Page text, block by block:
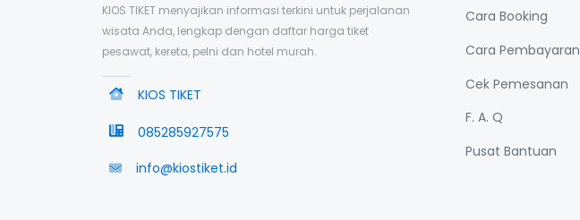
KIOS TIKET menyajikan informasi terkini untuk perjalanan
wisata Anda, lengkap dengan daftar harga tiket
pesawat, kereta, pelni dan hotel murah.
KIOS TIKET
085285927575
info@kiostiket.id
Cara Booking
Cara Pembayaran
Cek Pemesanan
F. A. Q
Pusat Bantuan